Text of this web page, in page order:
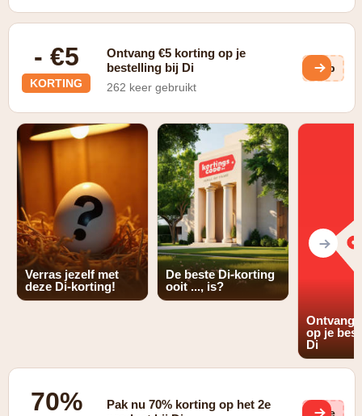
- €5
KORTING
Ontvang €5 korting op je
bestelling bij Di
262 keer gebruikt
4Mb
Verras jezelf met
deze Di-korting!
De beste Di-korting
ooit ..., is?
Ontvang
op je
Di
70%
Pak nu 70% korting op het 2e
(ge